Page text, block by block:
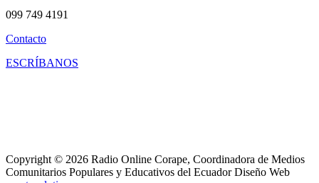
099 749 4191
Contacto
ESCRÍBANOS
Copyright © 2026 Radio Online Corape, Coordinadora de Medios
Comunitarios Populares y Educativos del Ecuador Diseño Web